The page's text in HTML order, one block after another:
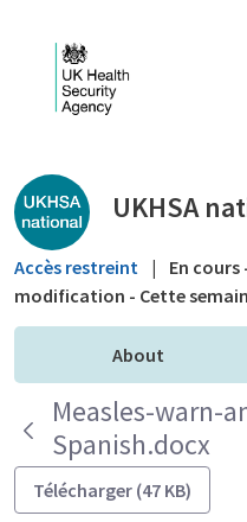
Public library -
UKHSA
Accès restreint | En cours
modification - Cette
About
Measles-warn-
Spanish.docx
Télécharger (47 KB)